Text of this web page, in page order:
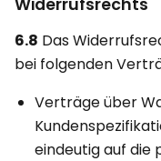
6.8 Das
bei folgenden
Verträge über
eindeutig auf die